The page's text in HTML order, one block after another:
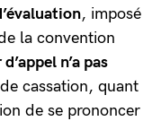
, imposé
la convention
n’a pas
cassation, quant
de se prononcer